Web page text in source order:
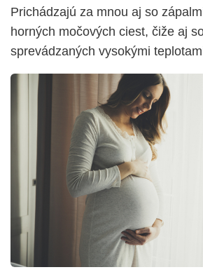
Prichádzajú za mnou aj so
horných močových ciest, čiže aj
sprevádzaných vysokými